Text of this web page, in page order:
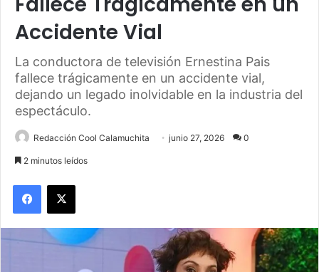
Accidente Vial
La conductora de televisión Ernestina Pais
fallece trágicamente en un accidente vial,
dejando un legado inolvidable en la industria del
espectáculo.
Redacción Cool Calamuchita junio 27, 2026 0
2 minutos leídos
Facebook
X